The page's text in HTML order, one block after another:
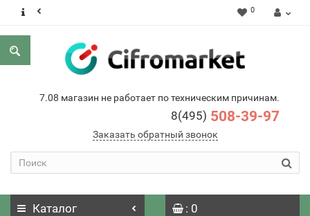
0
7.08 магазин не работает по техническим причинам.
8(495) 508-39-97
Заказать обратный звонок
Каталог : 0